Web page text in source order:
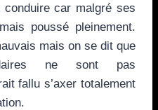
car malgré ses
poussé pleinement.
mais on se dit que
ne sont pas
fallu s’axer totalement